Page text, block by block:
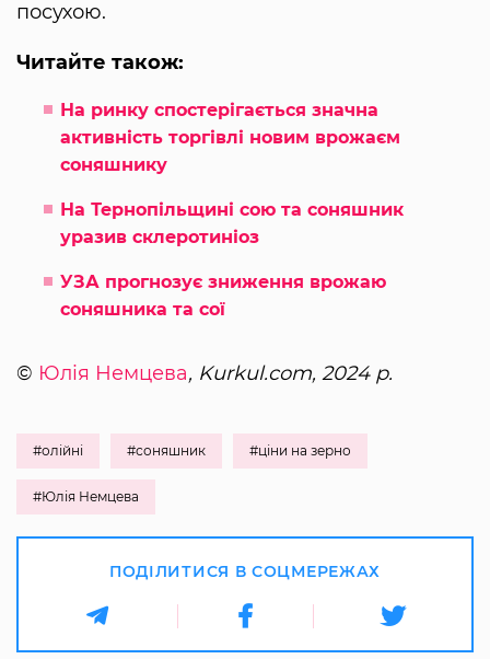
посухою.
Читайте також:
На ринку спостерігається значна
активність торгівлі новим врожаєм
соняшнику
На Тернопільщині сою та соняшник
уразив склеротиніоз
УЗА прогнозує зниження врожаю
соняшника та сої
© Юлія Немцева, Kurkul.com, 2024 р.
#олійні #соняшник #ціни на зерно
#Юлія Немцева
ПОДІЛИТИСЯ В СОЦМЕРЕЖАХ